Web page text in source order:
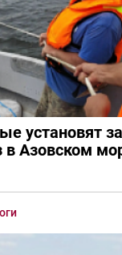
установят
в Азовском